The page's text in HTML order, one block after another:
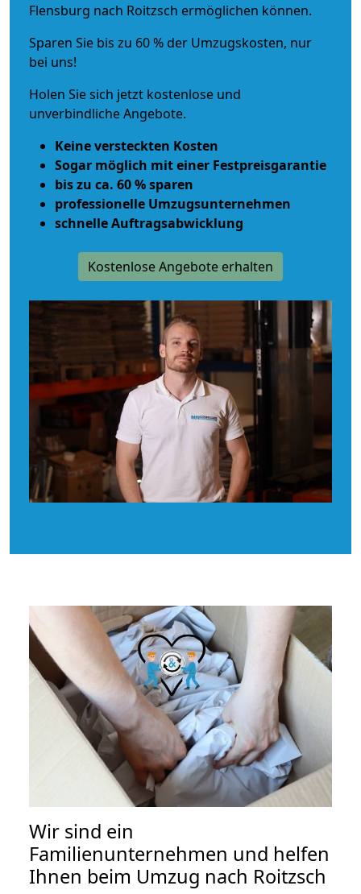
Flensburg nach Roitzsch ermöglichen können.
Sparen Sie bis zu 60 % der Umzugskosten, nur
bei uns!
Holen Sie sich jetzt kostenlose und
unverbindliche Angebote.
Keine versteckten Kosten
Sogar möglich mit einer Festpreisgarantie
bis zu ca. 60 % sparen
professionelle Umzugsunternehmen
schnelle Auftragsabwicklung
Kostenlose Angebote erhalten
Wir sind ein
Familienunternehmen und helfen
Ihnen beim Umzug nach Roitzsch